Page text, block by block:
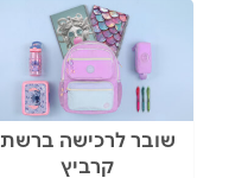
שובר לרכישה ברשת
קרביץ